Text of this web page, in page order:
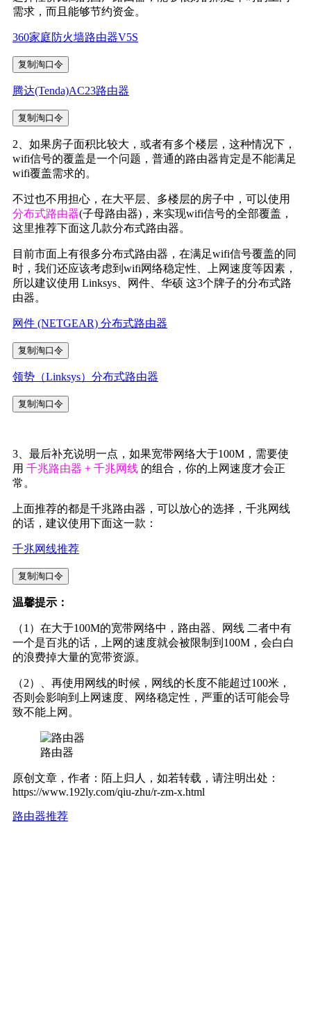
需求，而且能够节约资金。
360家庭防火墙路由器V5S
复制淘口令
腾达(Tenda)AC23路由器
复制淘口令
2、如果房子面积比较大，或者有多个楼层，这种情况下，
wifi信号的覆盖是一个问题，普通的路由器肯定是不能满足
wifi覆盖需求的。
不过也不用担心，在大平层、多楼层的房子中，可以使用
分布式路由器(子母路由器)，来实现wifi信号的全部覆盖，
这里推荐下面这几款分布式路由器。
目前市面上有很多分布式路由器，在满足wifi信号覆盖的同
时，我们还应该考虑到wifi网络稳定性、上网速度等因素，
所以建议使用 Linksys、网件、华硕 这3个牌子的分布式路
由器。
网件 (NETGEAR) 分布式路由器
复制淘口令
领势（Linksys）分布式路由器
复制淘口令
3、最后补充说明一点，如果宽带网络大于100M，需要使
用 千兆路由器 + 千兆网线 的组合，你的上网速度才会正
常。
上面推荐的都是千兆路由器，可以放心的选择，千兆网线
的话，建议使用下面这一款：
千兆网线推荐
复制淘口令
温馨提示：
（1）在大于100M的宽带网络中，路由器、网线 二者中有
一个是百兆的话，上网的速度就会被限制到100M，会白白
的浪费掉大量的宽带资源。
（2）、再使用网线的时候，网线的长度不能超过100米，
否则会影响到上网速度、网络稳定性，严重的话可能会导
致不能上网。
路由器
原创文章，作者：陌上归人，如若转载，请注明出处：
https://www.192ly.com/qiu-zhu/r-zm-x.html
路由器推荐